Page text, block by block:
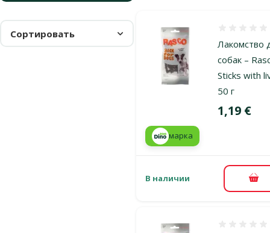
Сортировать
Лакомство
собак –
Sticks with
50 г
Цена
1,19 €
марка
В наличии В